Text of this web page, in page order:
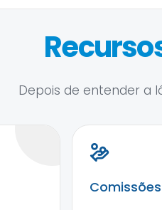
Depois de entender a
Comissões